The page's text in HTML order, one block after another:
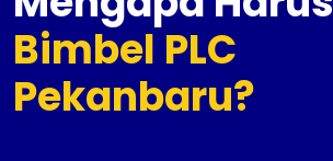
Bimbel PLC
Pekanbaru?